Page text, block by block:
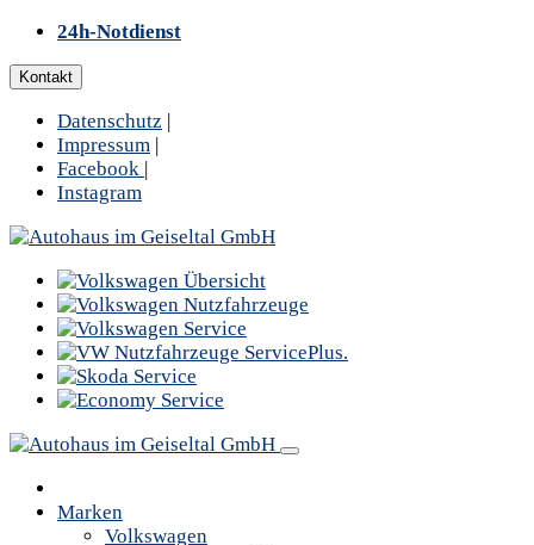
24h-Notdienst
Kontakt
Datenschutz |
Impressum |
Facebook |
Instagram
Marken
Volkswagen